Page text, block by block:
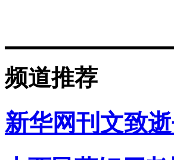
频道推荐
新华网刊文致